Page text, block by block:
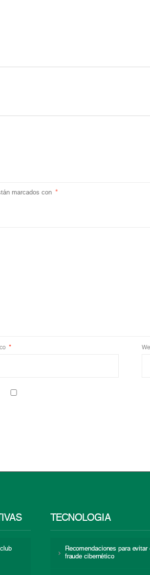
marcados con *
*
TECNOLOGÍA
Recomendaciones para evitar
fraude cibernético